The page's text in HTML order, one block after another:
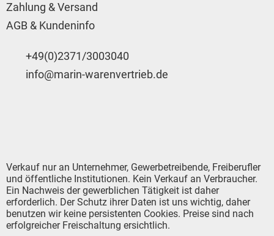
Zahlung & Versand
AGB & Kundeninfo
+49(0)2371/3003040
info@marin-warenvertrieb.de
Verkauf nur an Unternehmer, Gewerbetreibende, Freiberufler
und öffentliche Institutionen. Kein Verkauf an Verbraucher.
Ein Nachweis der gewerblichen Tätigkeit ist daher
erforderlich. Der Schutz ihrer Daten ist uns wichtig, daher
benutzen wir keine persistenten Cookies. Preise sind nach
erfolgreicher Freischaltung ersichtlich.